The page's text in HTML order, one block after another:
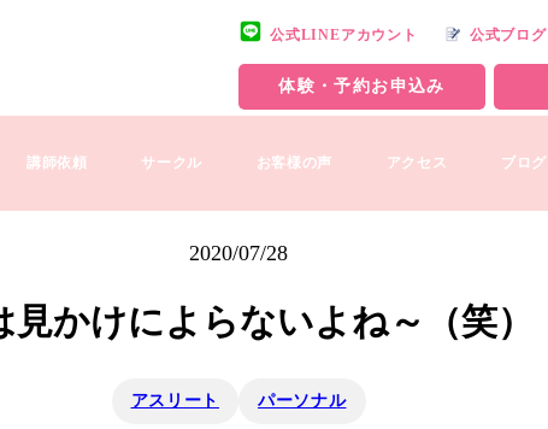
公式LINEアカウント 公式ブログ
体験・予約お申込み
講師依頼 サークル お客様の声 アクセス ブログ
2020/07/28
見かけによらないよね～（笑）
アスリート パーソナル